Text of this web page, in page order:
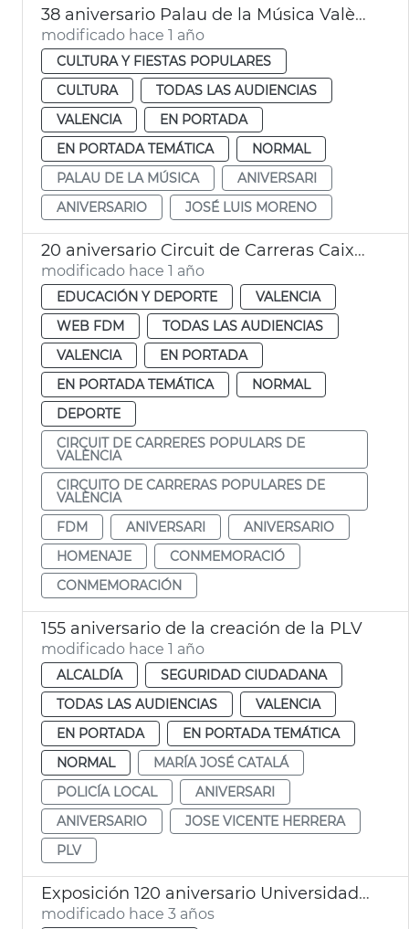
38 aniversario Palau de la Música València
modificado hace 1 año
CULTURA Y FIESTAS POPULARES
CULTURA
TODAS LAS AUDIENCIAS
VALENCIA
EN PORTADA
EN PORTADA TEMÁTICA
NORMAL
PALAU DE LA MÚSICA
ANIVERSARI
ANIVERSARIO
JOSÉ LUIS MORENO
20 aniversario Circuit de Carreras Caixa Popular de València
modificado hace 1 año
EDUCACIÓN Y DEPORTE
VALENCIA
WEB FDM
TODAS LAS AUDIENCIAS
VALENCIA
EN PORTADA
EN PORTADA TEMÁTICA
NORMAL
DEPORTE
CIRCUIT DE CARRERES POPULARS DE
VALÈNCIA
CIRCUITO DE CARRERAS POPULARES DE
VALÈNCIA
FDM
ANIVERSARI
ANIVERSARIO
HOMENAJE
CONMEMORACIÓ
CONMEMORACIÓN
155 aniversario de la creación de la PLV
modificado hace 1 año
ALCALDÍA
SEGURIDAD CIUDADANA
TODAS LAS AUDIENCIAS
VALENCIA
EN PORTADA
EN PORTADA TEMÁTICA
NORMAL
MARÍA JOSÉ CATALÁ
POLICÍA LOCAL
ANIVERSARI
ANIVERSARIO
JOSE VICENTE HERRERA
PLV
Exposición 120 aniversario Universidad Popular
modificado hace 3 años